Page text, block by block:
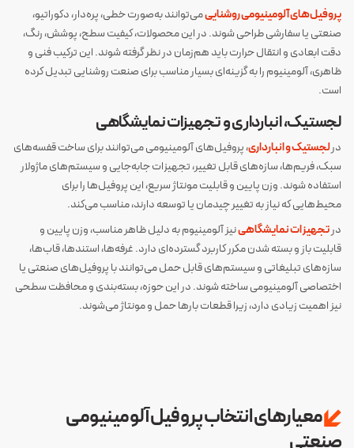
پروفیل‌های آلومینیومی روشناییمی‌توانند به‌صورت خطی، پره‌دار، دکوراتیو،
صنعتی یا سفارشی طراحی شوند. در این محصولات، کیفیت سطح، پوشش، رنگ،
دقت ابعادی و انتقال حرارت باید هم‌زمان در نظر گرفته شوند. این ترکیب فنی و
ظاهری، آلومینیوم را به گزینه‌ای بسیار مناسب برای صنعت روشنایی تبدیل کرده
است.
لجستیک، انبارداری و تجهیزات نمایشگاهی
درلجستیک و انبارداری، پروفیل‌های آلومینیومی می‌توانند برای ساخت قفسه‌های
سبک، فریم‌ها، سازه‌های قابل تغییر، تجهیزات جابه‌جایی و سیستم‌های ماژولار
استفاده شوند. وزن پایین و قابلیت مونتاژ سریع، این پروفیل‌ها را برای
محیط‌هایی که نیاز به تغییر چیدمان یا توسعه دارند، مناسب می‌کند.
درتجهیزات نمایشگاهینیز آلومینیوم به دلیل ظاهر مناسب، وزن پایین و
قابلیت باز و بسته شدن مکرر کاربرد گسترده‌ای دارد. غرفه‌ها، استندها، قاب‌ها،
سازه‌های تبلیغاتی و سیستم‌های قابل حمل می‌توانند با پروفیل‌های صنعتی یا
اختصاصی آلومینیومی ساخته شوند. در این حوزه، بسته‌بندی و محافظت سطحی
نیز اهمیت زیادی دارد، زیرا قطعات بارها حمل و مونتاژ می‌شوند.
معیارهای انتخاب پروفیل آلومینیومی
صنعتی